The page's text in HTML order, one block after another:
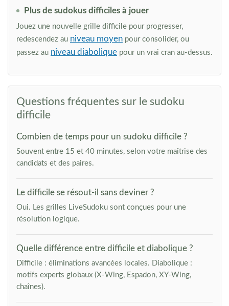
Plus de sudokus difficiles à jouer
Jouez une nouvelle grille difficile pour progresser,
redescendez au niveau moyen pour consolider, ou
passez au niveau diabolique pour un vrai cran au-dessus.
Questions fréquentes sur le sudoku
difficile
Combien de temps pour un sudoku difficile ?
Souvent entre 15 et 40 minutes, selon votre maîtrise des
candidats et des paires.
Le difficile se résout-il sans deviner ?
Oui. Les grilles LiveSudoku sont conçues pour une
résolution logique.
Quelle différence entre difficile et diabolique ?
Difficile : éliminations avancées locales. Diabolique :
motifs experts globaux (X-Wing, Espadon, XY-Wing,
chaînes).